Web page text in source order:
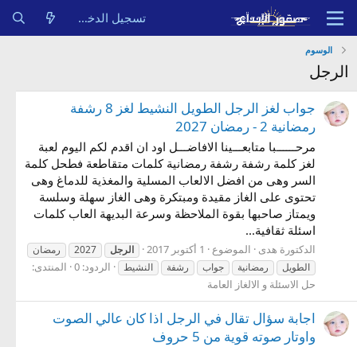
تسجيل الدخول
الوسوم
الرجل
جواب لغز الرجل الطويل النشيط لغز 8 رشفة
رمضانية 2 - رمضان 2027
مرحــــــبا متابعـــينا الافاضـــل اود ان اقدم لكم اليوم لعبة
لغز كلمة رشفة رشفة رمضانية كلمات متقاطعة فطحل كلمة
السر وهى من افضل الالعاب المسلية والمغذية للدماغ وهى
تحتوى على الغاز مقيدة ومبتكرة وهى الغاز سهلة وسلسة
ويمتاز صاحبها بقوة الملاحظة وسرعة البديهة العاب كلمات
اسئلة ثقافية...
الدكتورة هدى الموضوع 1 أكتوبر 2017 الرجل 2027
رمضان
الطويل
رمضانية جواب رشفة النشيط الردود: 0
المنتدى:
حل الاسئلة و الالغاز العامة
اجابة سؤال تقال في الرجل اذا كان عالي الصوت
واوتار صوته قوية من 5 حروف